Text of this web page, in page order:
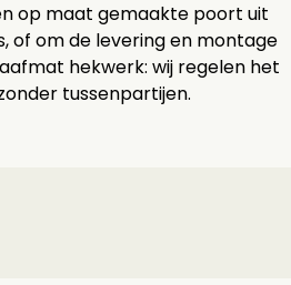
op maat gemaakte poort uit
of om de levering en montage
hekwerk: wij regelen het
tussenpartijen.